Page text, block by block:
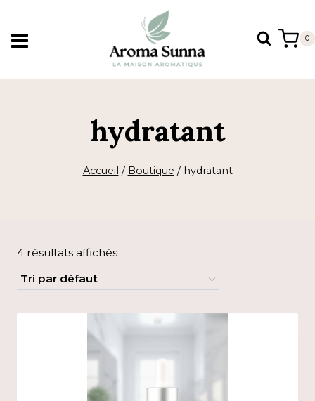
contenu
0
hydratant
Accueil / Boutique / hydratant
4 résultats affichés